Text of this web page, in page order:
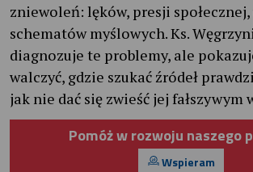
zniewoleń: lęków, presji
schematów myślowych. Ks.
diagnozuje te problemy, ale
walczyć, gdzie szukać źródeł
jak nie dać się zwieść jej fałszywym
Pomóż w rozwoju naszego
Wspieram